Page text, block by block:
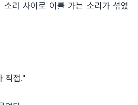
소리 사이로 이를 가는 소리가 섞였
직접."